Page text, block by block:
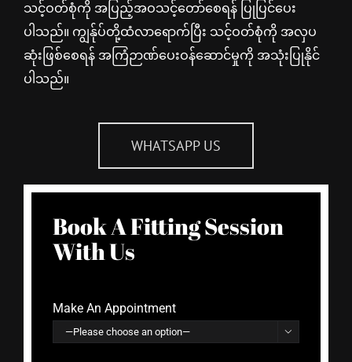
သင့်ဝတ်စုံကို အပြည့်အဝသင့်တော်စေရန် ပြုပြင်ပေး
ပါသည်။ ကျွန်ုပ်တို့ထံလာရောက်ပြီး သင့်ဝတ်စုံကို အလှပ
ဆုံးဖြစ်စေရန် အကြံဉာဏ်ပေးဝန်ဆောင်မှုကို အသုံးပြုနိုင်
ပါသည်။
WHATSAPP US
Book A Fitting Session
With Us
Make An Appointment
